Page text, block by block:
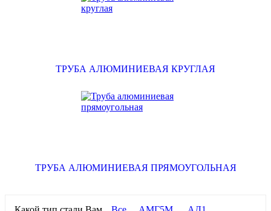
ТРУБА АЛЮМИНИЕВАЯ КРУГЛАЯ
ТРУБА АЛЮМИНИЕВАЯ ПРЯМОУГОЛЬНАЯ